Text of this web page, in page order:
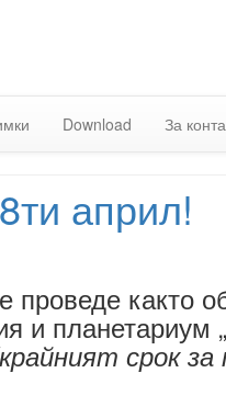
Download За
април!
проведе както
и планетариум
срок